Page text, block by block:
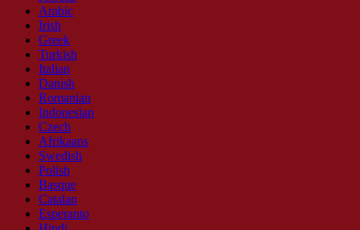
Arabic
Irish
Greek
Turkish
Italian
Danish
Romanian
Indonesian
Czech
Afrikaans
Swedish
Polish
Basque
Catalan
Esperanto